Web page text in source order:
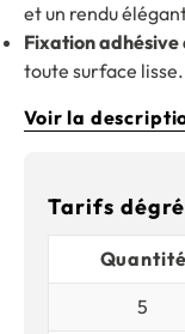
et un rendu
Fixation
toute surface lisse.
Voir la
Tarifs
Quantité
5